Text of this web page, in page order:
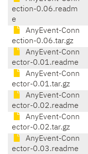
ection-0.06.readm
e
AnyEvent-Conn
ection-0.06.tar.gz
AnyEvent-Conn
ector-0.01.readme
AnyEvent-Conn
ector-0.01.tar.gz
AnyEvent-Conn
ector-0.02.readme
AnyEvent-Conn
ector-0.02.tar.gz
AnyEvent-Conn
ector-0.03.readme